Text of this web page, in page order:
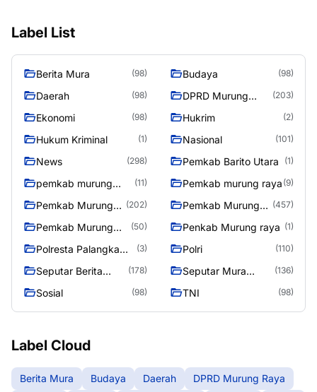
Label List
Berita Mura (98) Budaya (98)
Daerah (98)
DPRD Murung
(203)
Ekonomi (98) Hukrim (2)
Hukum Kriminal (1) Nasional (101)
News (298) Pemkab Barito Utara (1)
pemkab murung
(11) Pemkab murung raya (9)
Pemkab Murung
(202)
Pemkab Murung
(457)
Pemkab Murung
(50) Penkab Murung raya (1)
Polresta Palangka
(3) Polri (110)
Seputar Berita
(178)
Seputar Mura
(136)
Sosial (98) TNI (98)
Label Cloud
Berita Mura Budaya Daerah
DPRD Murung Raya